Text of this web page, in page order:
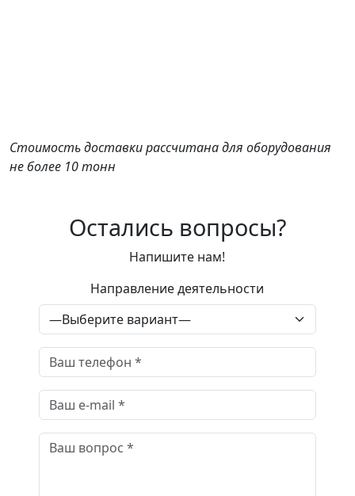
Стоимость доставки рассчитана для оборудования
не более 10 тонн
Остались вопросы?
Напишите нам!
Направление деятельности